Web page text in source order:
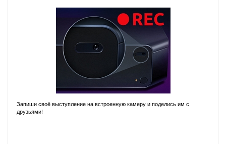
Запиши своё выступление на встроенную камеру и поделись им с
друзьями!